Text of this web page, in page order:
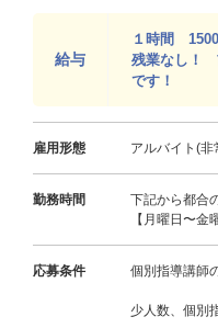
給与
１時間
残業なし！
です！
雇用形態 アルバイト(非
勤務時間
下記から都合
【月曜日〜
応募条件 個別指導講師
少人数、個別